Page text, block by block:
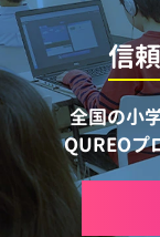
信
全国の小
QUREOプ